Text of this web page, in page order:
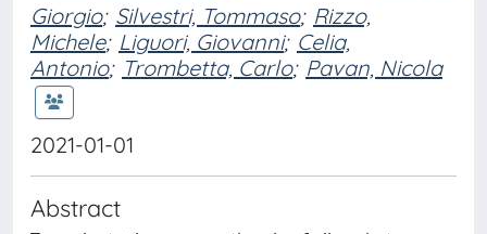
Giorgio; Silvestri, Tommaso; Rizzo,
Michele; Liguori, Giovanni; Celia,
Antonio; Trombetta, Carlo; Pavan, Nicola
2021-01-01
Abstract